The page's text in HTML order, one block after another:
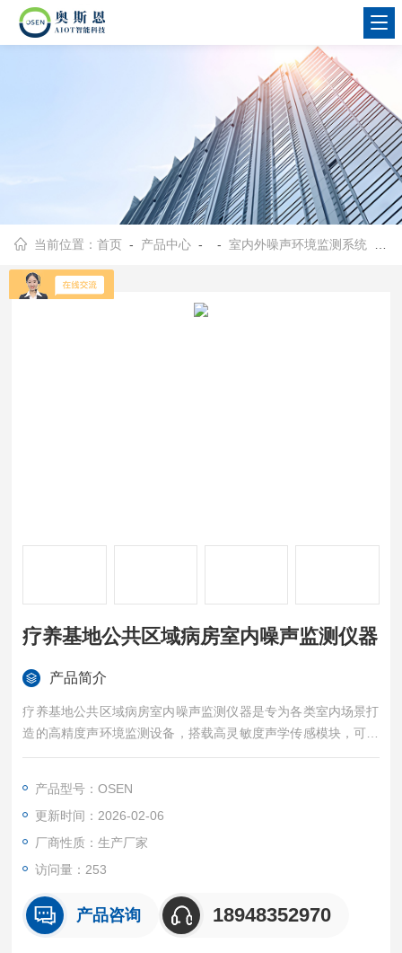
当前位置：首页 - 产品中心 - -室内外噪声环境监测系统
疗养基地公共区域病房室内噪声监测仪器
产品简介
疗养基地公共区域病房室内噪声监测仪器是专为各类室内场景打
造的高精度声环境监测设备，搭载高灵敏度声学传感模块，可实
时精准检测室内噪声分贝值，实现噪声数据的连续采集、实时显
输与可视化分析功能。
产品型号：OSEN
更新时间：2026-02-06
厂商性质：生产厂家
访问量：253
产品咨询 18948352970